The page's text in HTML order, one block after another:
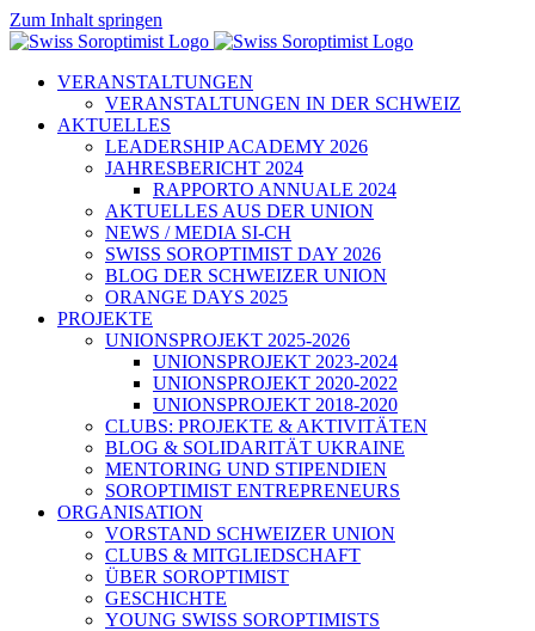
Zum Inhalt springen
VERANSTALTUNGEN
VERANSTALTUNGEN IN DER SCHWEIZ
AKTUELLES
LEADERSHIP ACADEMY 2026
JAHRESBERICHT 2024
RAPPORTO ANNUALE 2024
AKTUELLES AUS DER UNION
NEWS / MEDIA SI-CH
SWISS SOROPTIMIST DAY 2026
BLOG DER SCHWEIZER UNION
ORANGE DAYS 2025
PROJEKTE
UNIONSPROJEKT 2025-2026
UNIONSPROJEKT 2023-2024
UNIONSPROJEKT 2020-2022
UNIONSPROJEKT 2018-2020
CLUBS: PROJEKTE & AKTIVITÄTEN
BLOG & SOLIDARITÄT UKRAINE
MENTORING UND STIPENDIEN
SOROPTIMIST ENTREPRENEURS
ORGANISATION
VORSTAND SCHWEIZER UNION
CLUBS & MITGLIEDSCHAFT
ÜBER SOROPTIMIST
GESCHICHTE
YOUNG SWISS SOROPTIMISTS